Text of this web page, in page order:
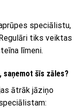
speciālistu,
tiks veiktas
līmeni.
saņemot šīs zāles?
ātrāk jāziņo